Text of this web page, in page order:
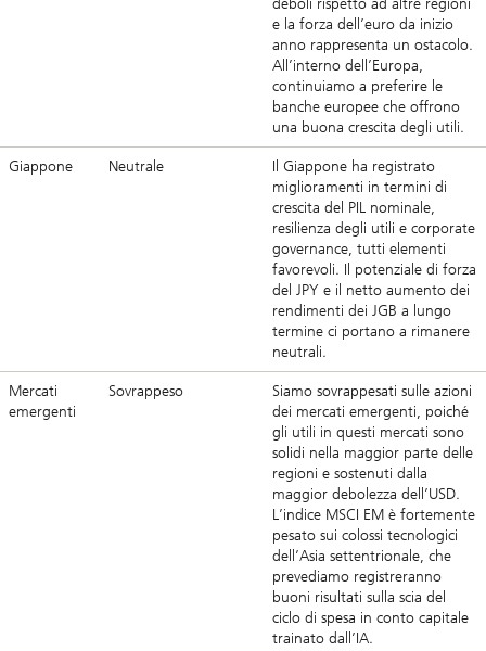
deboli rispetto ad altre regioni
e la forza dell’euro da inizio
anno rappresenta un ostacolo.
All’interno dell’Europa,
continuiamo a preferire le
banche europee che offrono
una buona crescita degli utili.
Giappone Neutrale
Il Giappone ha registrato
miglioramenti in termini di
crescita del PIL nominale,
resilienza degli utili e corporate
governance, tutti elementi
favorevoli. Il potenziale di forza
del JPY e il netto aumento dei
rendimenti dei JGB a lungo
termine ci portano a rimanere
neutrali.
Mercati
emergenti
Sovrappeso
Siamo sovrappesati sulle azioni
dei mercati emergenti, poiché
gli utili in questi mercati sono
solidi nella maggior parte delle
regioni e sostenuti dalla
maggior debolezza dell’USD.
L’indice MSCI EM è fortemente
pesato sui colossi tecnologici
dell’Asia settentrionale, che
prevediamo registreranno
buoni risultati sulla scia del
ciclo di spesa in conto capitale
trainato dall’IA.